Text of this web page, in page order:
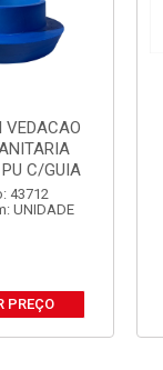
C/GUIA
43712
UNIDADE
PREÇO